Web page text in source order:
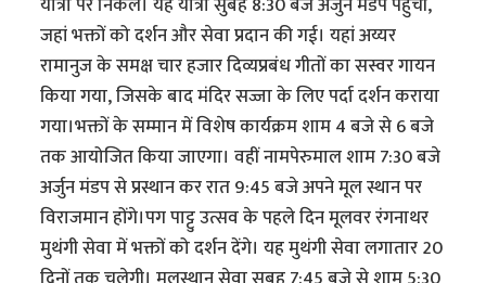
जहां भक्तों को दर्शन और सेवा प्रदान की गई। यहां अय्यर
रामानुज के समक्ष चार हजार दिव्यप्रबंध गीतों का सस्वर गायन
किया गया, जिसके बाद मंदिर सज्जा के लिए पर्दा दर्शन कराया
गया।भक्तों के सम्मान में विशेष कार्यक्रम शाम 4 बजे से 6 बजे
तक आयोजित किया जाएगा। वहीं नामपेरुमाल शाम 7:30 बजे
अर्जुन मंडप से प्रस्थान कर रात 9:45 बजे अपने मूल स्थान पर
विराजमान होंगे।पग पाट्टु उत्सव के पहले दिन मूलवर रंगनाथर
मुथंगी सेवा में भक्तों को दर्शन देंगे। यह मुथंगी सेवा लगातार 20